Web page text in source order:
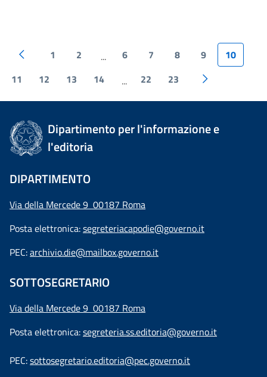
1 2 ... 6 7 8 9
10
11
12 13 14 ... 22 23
Dipartimento per l'informazione e
l'editoria
DIPARTIMENTO
Via della Mercede 9 00187 Roma
Posta elettronica:segreteriacapodie@governo.it
PEC:archivio.die@mailbox.governo.it
SOTTOSEGRETARIO
Via della Mercede 9 00187 Roma
Posta elettronica:segreteria.ss.editoria@governo.it
PEC:sottosegretario.editoria@pec.governo.it